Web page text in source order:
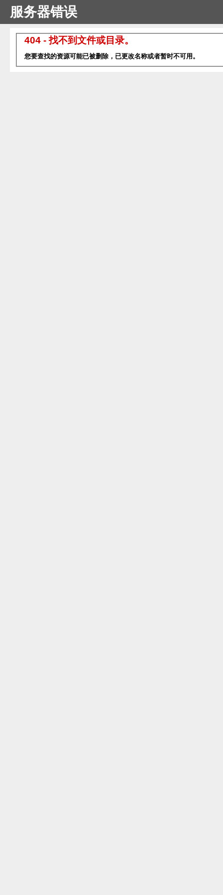
服务器错误
404 - 找不到文件或目录。
您要查找的资源可能已被删除，已更改名称或者暂时不可用。